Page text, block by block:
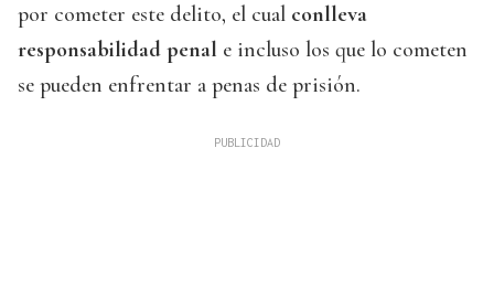
por cometer este delito, el cual conlleva
responsabilidad penal e incluso los que lo cometen
se pueden enfrentar a penas de prisión.